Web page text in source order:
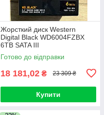
Жорсткий диск Western
Digital Black WD6004FZBX
6TB SATA III
Готово до відправки
18 181,02 ₴ 23 309 ₴
Купити